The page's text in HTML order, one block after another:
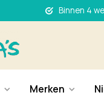
Binnen 4
Merken